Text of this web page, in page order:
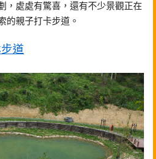
，處處有驚喜，還有不少景觀正在
的親子打卡步道。
道